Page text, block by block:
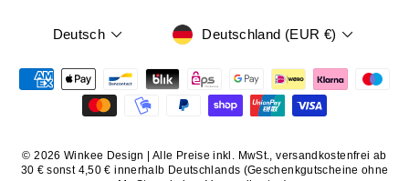
SPRACHE
Deutsch WÄHRUNG
Deutschland (EUR €)
© 2026 Winkee Design | Alle Preise inkl. MwSt., versandkostenfrei ab
30 € sonst 4,50 € innerhalb Deutschlands (Geschenkgutscheine ohne